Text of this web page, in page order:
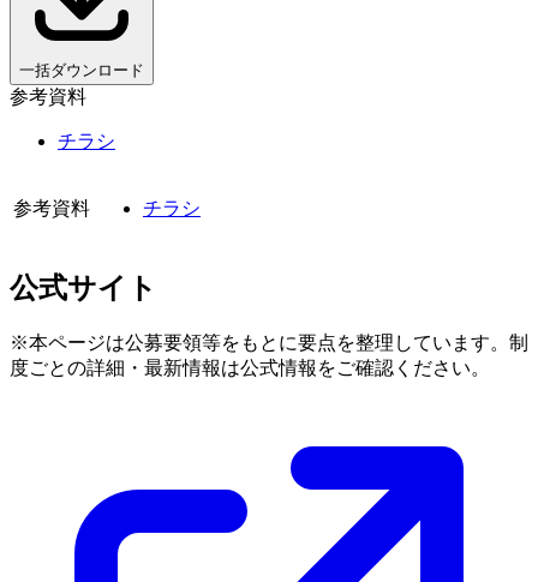
一括ダウンロード
参考資料
チラシ
参考資料 チラシ
公式サイト
※本ページは公募要領等をもとに要点を整理しています。制
度ごとの詳細・最新情報は公式情報をご確認ください。